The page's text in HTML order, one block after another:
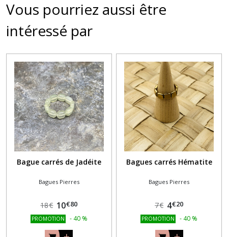
Vous pourriez aussi être
intéressé par
Bague carrés de Jadéite
Bagues Pierres
18€ 10€80
PROMOTION - 40 %
Bagues carrés Hématite
Bagues Pierres
7€ 4€20
PROMOTION - 40 %